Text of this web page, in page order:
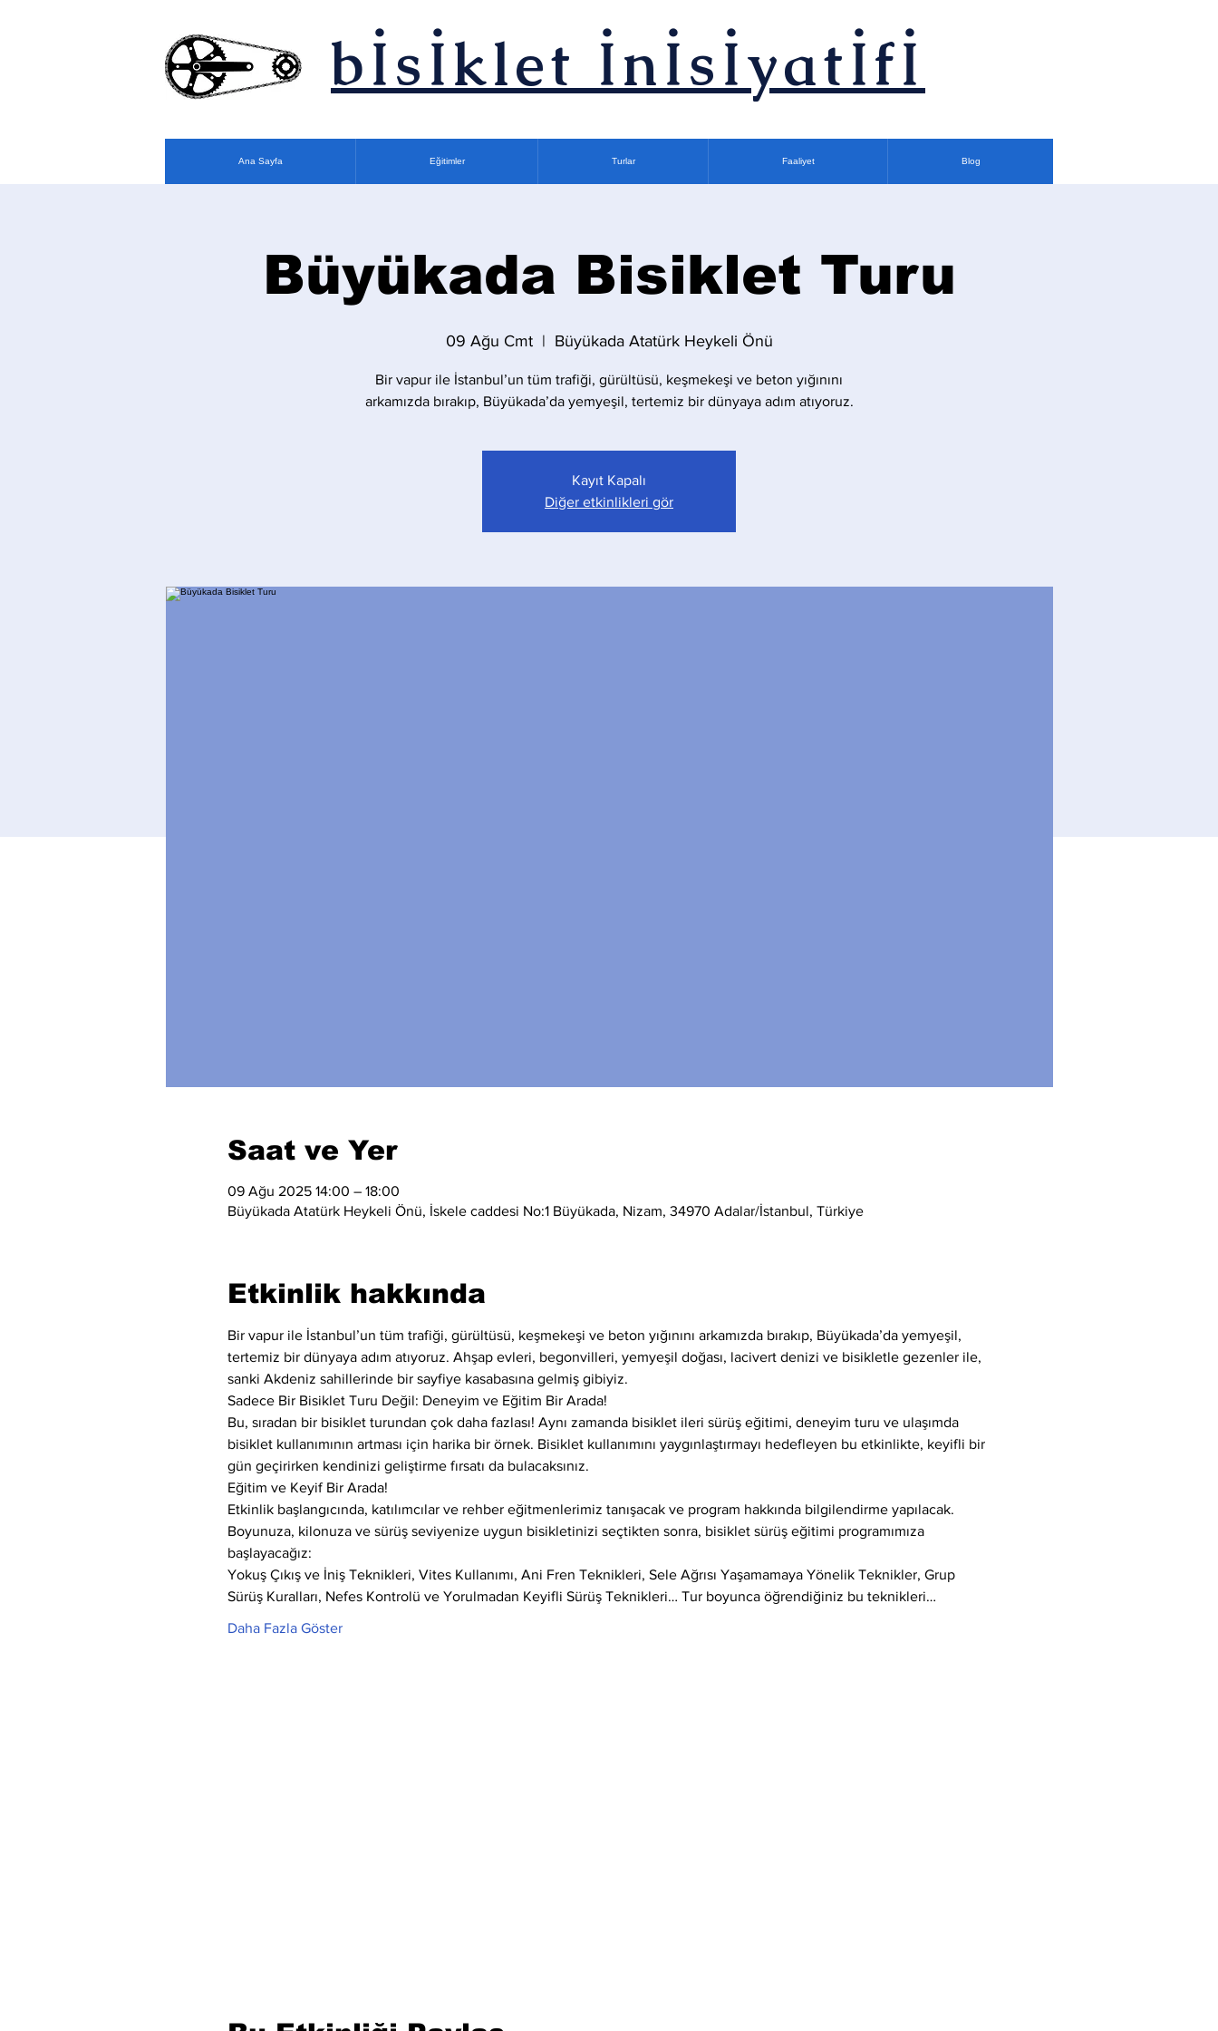
bİsİklet İnİsİyatİfİ
Ana Sayfa Eğitimler Turlar Faaliyet Blog
Büyükada Bisiklet Turu
09 Ağu Cmt
  |
Büyükada Atatürk Heykeli Önü
Bir vapur ile İstanbul’un tüm trafiği, gürültüsü, keşmekeşi ve beton yığınını
arkamızda bırakıp, Büyükada’da yemyeşil, tertemiz bir dünyaya adım atıyoruz.
Kayıt Kapalı
Diğer etkinlikleri gör
Saat ve Yer
09 Ağu 2025 14:00 – 18:00
Büyükada Atatürk Heykeli Önü, İskele caddesi No:1 Büyükada, Nizam, 34970 Adalar/İstanbul, Türkiye
Etkinlik hakkında
Bir vapur ile İstanbul’un tüm trafiği, gürültüsü, keşmekeşi ve beton yığınını arkamızda bırakıp, Büyükada’da yemyeşil,
tertemiz bir dünyaya adım atıyoruz. Ahşap evleri, begonvilleri, yemyeşil doğası, lacivert denizi ve bisikletle gezenler ile,
sanki Akdeniz sahillerinde bir sayfiye kasabasına gelmiş gibiyiz.
Sadece Bir Bisiklet Turu Değil: Deneyim ve Eğitim Bir Arada!
Bu, sıradan bir bisiklet turundan çok daha fazlası! Aynı zamanda bisiklet ileri sürüş eğitimi, deneyim turu ve ulaşımda
bisiklet kullanımının artması için harika bir örnek. Bisiklet kullanımını yaygınlaştırmayı hedefleyen bu etkinlikte, keyifli bir
gün geçirirken kendinizi geliştirme fırsatı da bulacaksınız.
Eğitim ve Keyif Bir Arada!
Etkinlik başlangıcında, katılımcılar ve rehber eğitmenlerimiz tanışacak ve program hakkında bilgilendirme yapılacak.
Boyunuza, kilonuza ve sürüş seviyenize uygun bisikletinizi seçtikten sonra, bisiklet sürüş eğitimi programımıza
başlayacağız:
Yokuş Çıkış ve İniş Teknikleri, Vites Kullanımı, Ani Fren Teknikleri, Sele Ağrısı Yaşamamaya Yönelik Teknikler, Grup
Sürüş Kuralları, Nefes Kontrolü ve Yorulmadan Keyifli Sürüş Teknikleri… Tur boyunca öğrendiğiniz bu teknikleri…
Daha Fazla Göster